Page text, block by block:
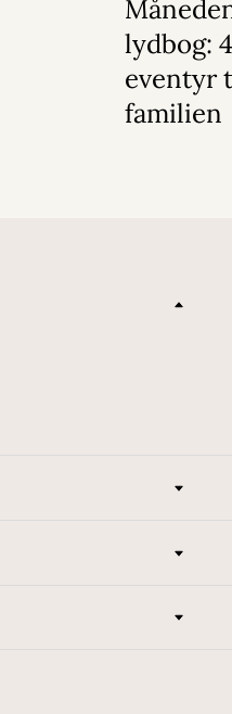
lydbog:
eventyr
familien